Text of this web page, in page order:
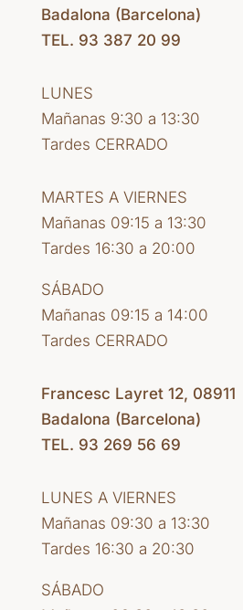
Badalona (Barcelona)
TEL. 93 387 20 99
LUNES
Mañanas 9:30 a 13:30
Tardes CERRADO
MARTES A VIERNES
Mañanas 09:15 a 13:30
Tardes 16:30 a 20:00
SÁBADO
Mañanas 09:15 a 14:00
Tardes CERRADO
Francesc Layret 12, 08911
Badalona (Barcelona)
TEL. 93 269 56 69
LUNES A VIERNES
Mañanas 09:30 a 13:30
Tardes 16:30 a 20:30
SÁBADO